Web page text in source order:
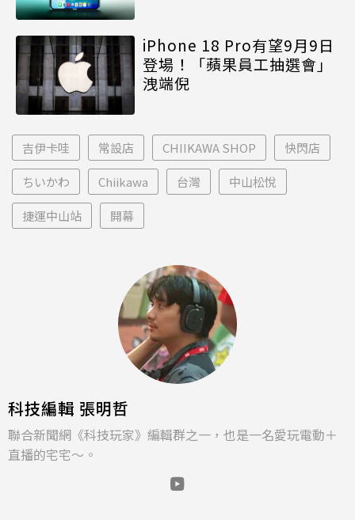
iPhone 18 Pro有望9月9日
登場！「蘋果員工抽選會」
洩端倪
吉伊卡哇 常設店 CHIIKAWA SHOP 快閃店
ちいかわ Chiikawa 台灣 中山松悅
捷運中山站 開幕
科技編輯 張明哲
聯合新聞網《科技玩家》編輯群之一，也是一名愛玩電動＋
直播的宅宅～。